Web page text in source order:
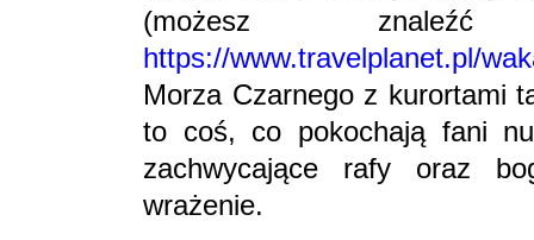
(możesz
https://www.travelplanet.pl/
Morza Czarnego z kurortami
to coś, co pokochają fani
zachwycające rafy oraz
wrażenie.